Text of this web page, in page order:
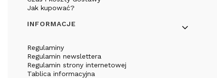
Jak kupować?
INFORMACJE
Regulaminy
Regulamin newslettera
Regulamin strony internetowej
Tablica informacyjna